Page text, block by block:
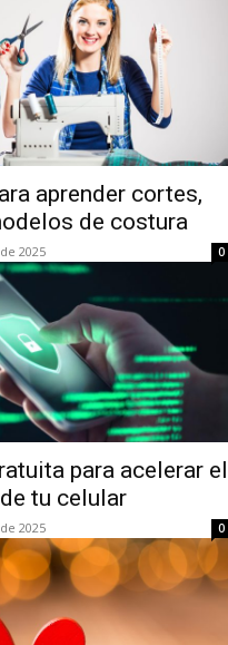
aprender cortes,
de costura
2025 0
para acelerar el
tu celular
2025 0